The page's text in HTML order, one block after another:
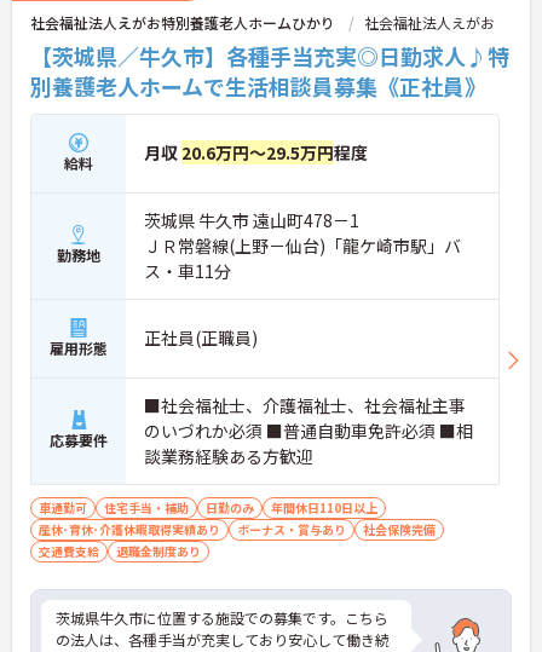
社会福祉法人えがお特別養護老人ホームひかり 社会福祉法人えがお
【茨城県／牛久市】各種手当充実◎日勤求人♪特
別養護老人ホームで生活相談員募集《正社員》
給料 月収 20.6万円～29.5万円程度
勤務地
茨城県 牛久市 遠山町478－1
ＪＲ常磐線(上野－仙台)「龍ケ崎市駅」バ
ス・車11分
雇用形態 正社員(正職員)
応募要件
■社会福祉士、介護福祉士、社会福祉主事
のいづれか必須 ■普通自動車免許必須 ■相
談業務経験ある方歓迎
車通勤可 住宅手当・補助 日勤のみ
年間休日110日以上
産休･育休･介護休暇取得実績あり
ボーナス・賞与あり
社会保険完備
交通費支給
退職金制度あり
茨城県牛久市に位置する施設での募集です。こちら
の法人は、各種手当が充実しており安心して働き続